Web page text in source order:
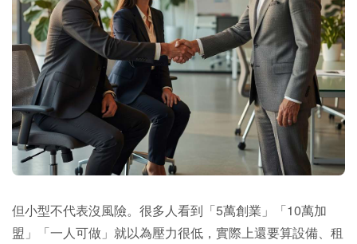
但小型不代表沒風險。很多人看到「5萬創業」「10萬加
盟」「一人可做」就以為壓力很低，實際上還要算設備、租